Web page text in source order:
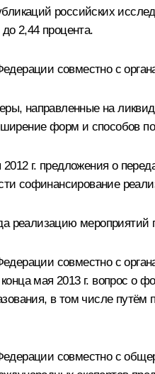
российских
2,44 процента.
совместно с
направленные на
форм и способов
2012 г. предложения о
софинансирование
реализацию
совместно с
конца мая 2013 г. вопрос
в том числе
совместно с